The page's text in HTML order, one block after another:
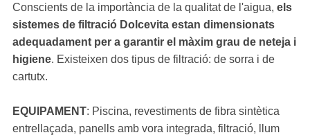
Conscients de la importància de la qualitat de l'aigua, els
sistemes de filtració Dolcevita estan dimensionats
adequadament per a garantir el màxim grau de neteja i
higiene. Existeixen dos tipus de filtració: de sorra i de
cartutx.
EQUIPAMENT: Piscina, revestiments de fibra sintètica
entrellaçada, panells amb vora integrada, filtració, llum